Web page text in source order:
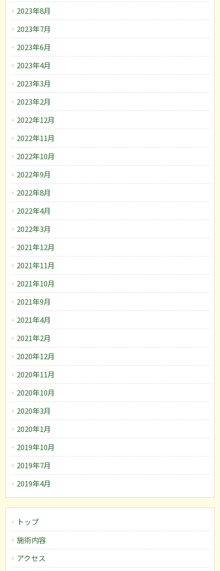
2023年8月
2023年7月
2023年6月
2023年4月
2023年3月
2023年2月
2022年12月
2022年11月
2022年10月
2022年9月
2022年8月
2022年4月
2022年3月
2021年12月
2021年11月
2021年10月
2021年9月
2021年4月
2021年2月
2020年12月
2020年11月
2020年10月
2020年3月
2020年1月
2019年10月
2019年7月
2019年4月
トップ
施術内容
アクセス